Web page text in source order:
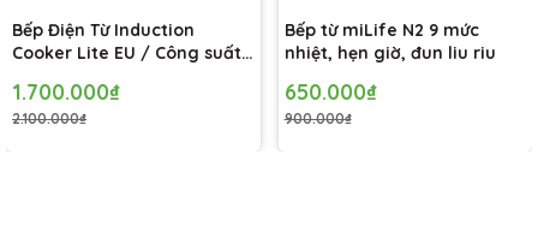
Màn hình OLED hiển thị trực
Bếp Điện Từ Induction
Cooker Lite EU / Công suất
1.700.000₫
2.100.000₫
Bếp từ miLife N2 9 mức
nhiệt, hẹn giờ, đun liu riu
650.000₫
900.000₫